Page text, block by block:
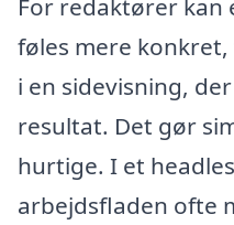
For redaktører kan
føles mere
i en sidevisning,
resultat. Det gør
hurtige. I et
arbejdsfladen ofte